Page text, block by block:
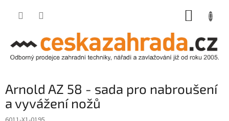
Arnold AZ 58 - sada pro nabroušení
a vyvážení nožů